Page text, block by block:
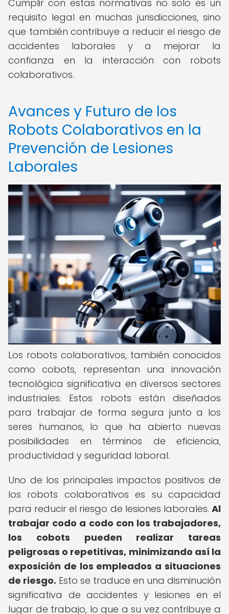
Cumplir con estas normativas no solo es un
requisito legal en muchas jurisdicciones, sino
que también contribuye a reducir el riesgo de
accidentes laborales y a mejorar la
confianza en la interacción con robots
colaborativos.
Avances y Futuro de los
Robots Colaborativos en la
Prevención de Lesiones
Laborales
Los robots colaborativos, también conocidos
como cobots, representan una innovación
tecnológica significativa en diversos sectores
industriales. Estos robots están diseñados
para trabajar de forma segura junto a los
seres humanos, lo que ha abierto nuevas
posibilidades en términos de eficiencia,
productividad y seguridad laboral.
Uno de los principales impactos positivos de
los robots colaborativos es su capacidad
para reducir el riesgo de lesiones laborales. Al
trabajar codo a codo con los trabajadores,
los cobots pueden realizar tareas
peligrosas o repetitivas, minimizando así la
exposición de los empleados a situaciones
de riesgo. Esto se traduce en una disminución
significativa de accidentes y lesiones en el
lugar de trabajo, lo que a su vez contribuye a